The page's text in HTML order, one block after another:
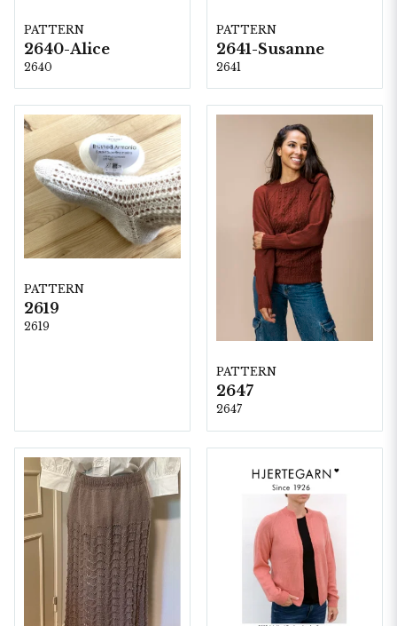
PATTERN
2640-Alice
2640
PATTERN
2641-Susanne
2641
PATTERN
2619
2619
PATTERN
2647
2647